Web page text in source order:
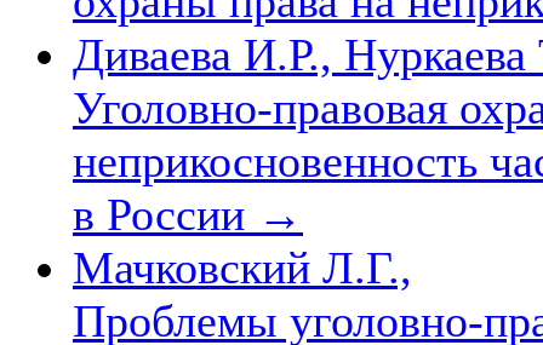
Диваева И.Р.,
Уголовно-правовая
неприкосновенность
в России →
Мачковский Л.Г.,
Проблемы уголовно-